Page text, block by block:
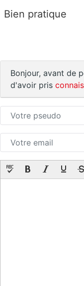
Bien pratique
Bonjour, avant de
d'avoir pris